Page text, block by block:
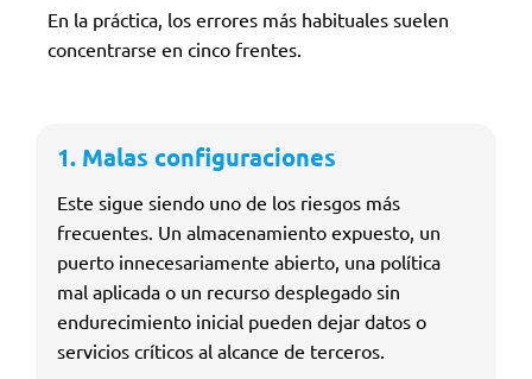
En la práctica, los errores más habituales suelen
concentrarse en cinco frentes.
1. Malas configuraciones
Este sigue siendo uno de los riesgos más
frecuentes. Un almacenamiento expuesto, un
puerto innecesariamente abierto, una política
mal aplicada o un recurso desplegado sin
endurecimiento inicial pueden dejar datos o
servicios críticos al alcance de terceros.